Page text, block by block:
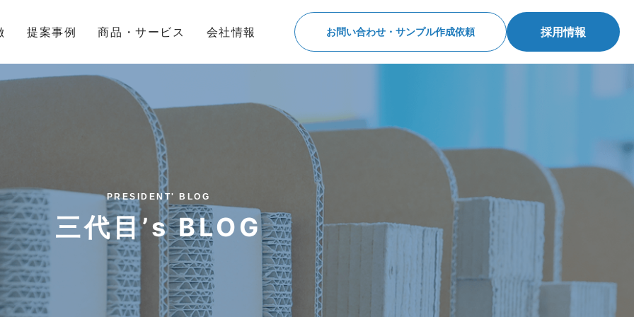
提案事例 商品・サービス 会社情報 お問い合わせ・サンプル作成依頼 採用情報
PRESIDENT' BLOG
三代目’s BLOG